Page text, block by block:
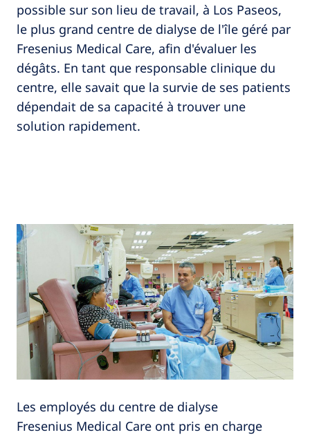
possible sur son lieu de travail, à Los Paseos,
le plus grand centre de dialyse de l'île géré par
Fresenius Medical Care, afin d'évaluer les
dégâts. En tant que responsable clinique du
centre, elle savait que la survie de ses patients
dépendait de sa capacité à trouver une
solution rapidement.
Les employés du centre de dialyse
Fresenius Medical Care ont pris en charge